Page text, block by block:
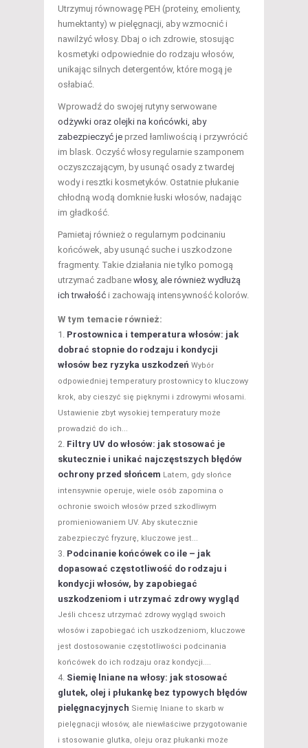
Utrzymuj równowagę PEH (proteiny, emolienty,
humektanty) w pielęgnacji, aby wzmocnić i
nawilżyć włosy. Dbaj o ich zdrowie, stosując
kosmetyki odpowiednie do rodzaju włosów,
unikając silnych detergentów, które mogą je
osłabiać.
Wprowadź do swojej rutyny serwowane
odżywki oraz olejki na końcówki, aby
zabezpieczyć je przed łamliwością i przywrócić
im blask. Oczyść włosy regularnie szamponem
oczyszczającym, by usunąć osady z twardej
wody i resztki kosmetyków. Ostatnie płukanie
chłodną wodą domknie łuski włosów, nadając
im gładkość.
Pamietaj również o regularnym podcinaniu
końcówek, aby usunąć suche i uszkodzone
fragmenty. Takie działania nie tylko pomogą
utrzymać zadbane włosy, ale również wydłużą
ich trwałość i zachowają intensywność kolorów.
W tym temacie również:
Prostownica i temperatura włosów: jak
dobrać stopnie do rodzaju i kondycji
włosów bez ryzyka uszkodzeń Wybór
odpowiedniej temperatury prostownicy to kluczowy
krok, aby cieszyć się pięknymi i zdrowymi włosami.
Ustawienie zbyt wysokiej temperatury może
prowadzić do ich...
Filtry UV do włosów: jak stosować je
skutecznie i unikać najczęstszych błędów
ochrony przed słońcem Latem, gdy słońce
intensywnie operuje, wiele osób zapomina o
ochronie swoich włosów przed szkodliwym
promieniowaniem UV. Aby skutecznie
zabezpieczyć fryzurę, kluczowe jest...
Podcinanie końcówek co ile – jak
dopasować częstotliwość do rodzaju i
kondycji włosów, by zapobiegać
uszkodzeniom i utrzymać zdrowy wygląd
Jeśli chcesz utrzymać zdrowy wygląd swoich
włosów i zapobiegać ich uszkodzeniom, kluczowe
jest dostosowanie częstotliwości podcinania
końcówek do ich rodzaju oraz kondycji....
Siemię lniane na włosy: jak stosować
glutek, olej i płukankę bez typowych błędów
pielęgnacyjnych Siemię lniane to skarb w
pielęgnacji włosów, ale niewłaściwe przygotowanie
i stosowanie glutka, oleju oraz płukanki może